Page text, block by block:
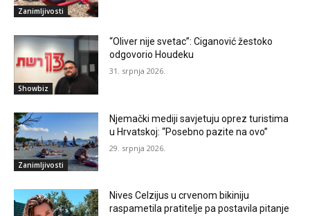
Zanimljivosti
Showbiz
“Oliver nije svetac”: Ciganović žestoko
odgovorio Houdeku
31. srpnja 2026.
Zanimljivosti
Njemački mediji savjetuju oprez turistima
u Hrvatskoj: “Posebno pazite na ovo”
29. srpnja 2026.
Nives Celzijus u crvenom bikiniju
raspametila pratitelje pa postavila pitanje